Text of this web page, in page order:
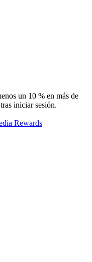
un 10 % en más de
iniciar sesión.
Rewards